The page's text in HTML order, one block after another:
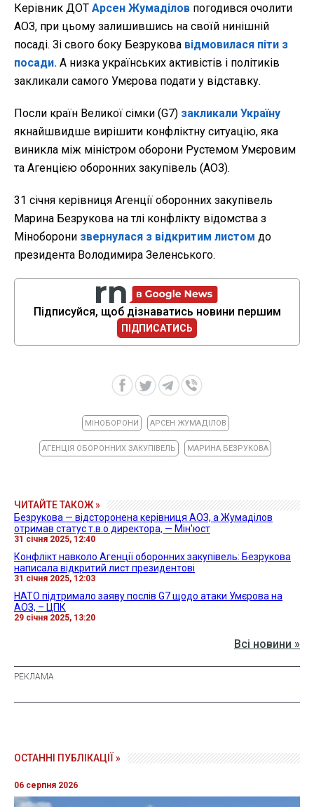
Керівник ДОТ Арсен Жумаділов погодився очолити
АОЗ, при цьому залишившись на своїй нинішній
посаді. Зі свого боку Безрукова відмовилася піти з
посади. А низка українських активістів і політиків
закликали самого Умєрова подати у відставку.
Посли країн Великої сімки (G7) закликали Україну
якнайшвидше вирішити конфліктну ситуацію, яка
виникла між міністром оборони Рустемом Умєровим
та Агенцією оборонних закупівель (АОЗ).
31 січня керівниця Агенції оборонних закупівель
Марина Безрукова на тлі конфлікту відомства з
Міноборони звернулася з відкритим листом до
президента Володимира Зеленського.
Підписуйся, щоб дізнаватись новини першим
ПІДПИСАТИСЬ
МІНОБОРОНИ АРСЕН ЖУМАДІЛОВ
АГЕНЦІЯ ОБОРОННИХ ЗАКУПІВЕЛЬ МАРИНА БЕЗРУКОВА
ЧИТАЙТЕ ТАКОЖ »
Безрукова — відсторонена керівниця АОЗ, а Жумаділов
отримав статус т.в.о директора, — Мін'юст
31 січня 2025, 12:40
Конфлікт навколо Агенції оборонних закупівель: Безрукова
написала відкритий лист президентові
31 січня 2025, 12:03
НАТО підтримало заяву послів G7 щодо атаки Умєрова на
АОЗ, – ЦПК
29 січня 2025, 13:20
Всі новини »
ОСТАННІ ПУБЛІКАЦІЇ »
06 серпня 2026